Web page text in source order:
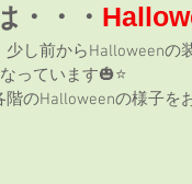
・・・
少し前からHalloweenの
っています🎃⭐
階のHalloweenの様子を